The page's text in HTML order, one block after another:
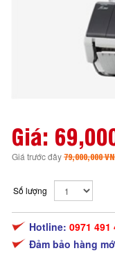
Giá:
Giá trước đây79,000,000
Số lượng
Hotline: 0971 491
Đảm bảo hàng